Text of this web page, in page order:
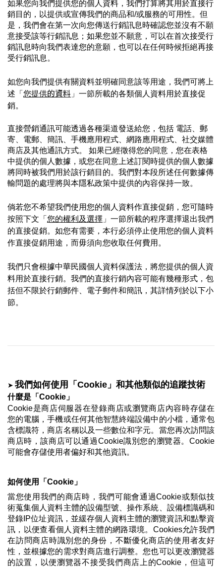
如果您向我們提供您的個人資料，我們打算將其用於直接行
銷目的，以提供或宣傳我們的商品和/或服務的可用性。但
是，我們會在第一次向您傳送行銷訊息時確認您並沒有不願
意接受該等行銷訊息；如果您並不願意，可以在首次接受行
銷訊息時向我們表達您的意願，也可以在任何時候拒絕再接
受行銷訊息。
如您向我們提供有關資料並明確同意該等用途，我們可將上
述 「 您提供的資料 」一節所載的各類個人資料用於直接促
銷。
直接營銷通訊可能透過各種渠道發送給您，包括 電話、郵
寄、電郵、簡訊、手機應用程式、網路應用程式、社交媒體
商店及其他通訊方式。 如果已經徵得您的同意，您在表格
中提供的個人數據，或您在同意上述訂閱時提供的個人數據
將同時被我們用於該行銷目的。我們對本段所述任何數據傳
輸問題的處理將與本隱私政策中提供的內容保持一致。
倘若您不希望我們使用您的個人資料作直接促銷，您可隨時
按照下文「 您的權利及選擇 」一節所載的程序選擇退出我們
的直接促銷。如您有需要，本行必須停止使用您的個人資料
作直接促銷用途，而毋須向您收取任何費用。
我們只會根據中華民國個人資料保護法，將您提供的個人資
料用於直接行銷。我們的直接行銷內容可能有幾種形式，包
括但不限於行銷郵件、電子郵件和簡訊，其詳情列於以下小
節。
➤ 我們如何使用「Cookie」和其他類似的追蹤技術
什麼是「Cookie」
Cookie是商店伺服器在登錄商店或瀏覽商店內容時存儲在
您的電腦，手機或任何其他智慧終端設備中的小檔，通常包
含標識符，商店名稱以及一些數位和字元。當您再次訪問該
商店時，該商店可以通過Cookie識別您的瀏覽器。Cookie
可能會存儲使用者偏好和其他資訊。
如何使用「Cookie」
當您使用我們的商店時，我們可能會通過Cookie或類似技
術蒐集個人資料主體的設備型號、操作系統、設備標識碼和
登錄IP位址資訊，並緩存個人資料主體的瀏覽資訊和點擊資
訊，以便查看個人資料主體的網路環境。Cookies允許我們
在訪問商店時識別您的身份，不斷優化商店的使用者友好
性，並根據您的需求對商店進行調整。您也可以更改瀏覽器
的設置，以便瀏覽器不接受我們商店上的Cookie，但這可